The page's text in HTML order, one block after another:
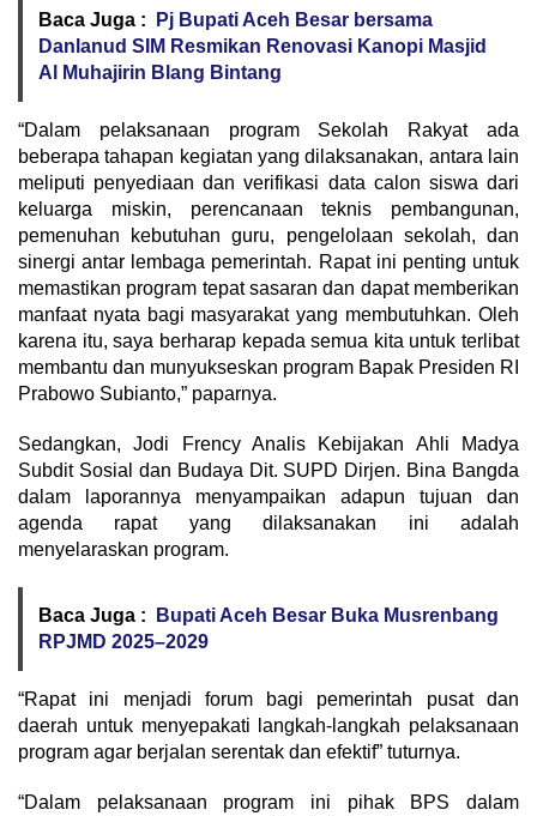
Baca Juga :
Pj Bupati Aceh Besar bersama
Danlanud SIM Resmikan Renovasi Kanopi Masjid
Al Muhajirin Blang Bintang
“Dalam pelaksanaan program Sekolah Rakyat ada
beberapa tahapan kegiatan yang dilaksanakan, antara lain
meliputi penyediaan dan verifikasi data calon siswa dari
keluarga miskin, perencanaan teknis pembangunan,
pemenuhan kebutuhan guru, pengelolaan sekolah, dan
sinergi antar lembaga pemerintah. Rapat ini penting untuk
memastikan program tepat sasaran dan dapat memberikan
manfaat nyata bagi masyarakat yang membutuhkan. Oleh
karena itu, saya berharap kepada semua kita untuk terlibat
membantu dan munyukseskan program Bapak Presiden RI
Prabowo Subianto,” paparnya.
Sedangkan, Jodi Frency Analis Kebijakan Ahli Madya
Subdit Sosial dan Budaya Dit. SUPD Dirjen. Bina Bangda
dalam laporannya menyampaikan adapun tujuan dan
agenda rapat yang dilaksanakan ini adalah
menyelaraskan program.
Baca Juga :
Bupati Aceh Besar Buka Musrenbang
RPJMD 2025–2029
“Rapat ini menjadi forum bagi pemerintah pusat dan
daerah untuk menyepakati langkah-langkah pelaksanaan
program agar berjalan serentak dan efektif” tuturnya.
“Dalam pelaksanaan program ini pihak BPS dalam